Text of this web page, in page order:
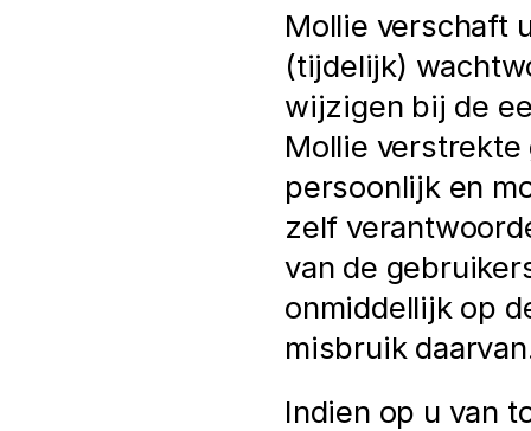
Mollie verschaft
(tijdelijk)
wijzigen bij de
Mollie
persoonlijk en
zelf
van de
onmiddellijk op
misbruik
Indien op u van